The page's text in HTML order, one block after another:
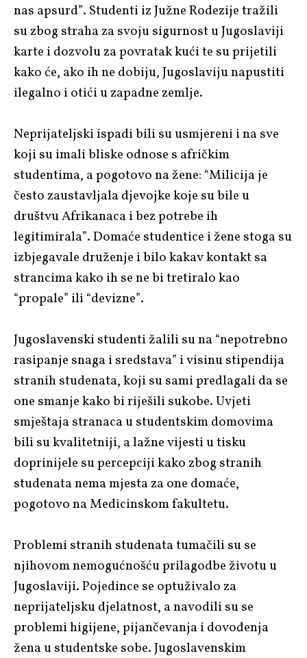
nas apsurd”. Studenti iz Južne Rodezije tražili
su zbog straha za svoju sigurnost u Jugoslaviji
karte i dozvolu za povratak kući te su prijetili
kako će, ako ih ne dobiju, Jugoslaviju napustiti
ilegalno i otići u zapadne zemlje.
Neprijateljski ispadi bili su usmjereni i na sve
koji su imali bliske odnose s afričkim
studentima, a pogotovo na žene: “Milicija je
često zaustavljala djevojke koje su bile u
društvu Afrikanaca i bez potrebe ih
legitimirala”. Domaće studentice i žene stoga su
izbjegavale druženje i bilo kakav kontakt sa
strancima kako ih se ne bi tretiralo kao
“propale” ili “devizne”.
Jugoslavenski studenti žalili su na “nepotrebno
rasipanje snaga i sredstava” i visinu stipendija
stranih studenata, koji su sami predlagali da se
one smanje kako bi riješili sukobe. Uvjeti
smještaja stranaca u studentskim domovima
bili su kvalitetniji, a lažne vijesti u tisku
doprinijele su percepciji kako zbog stranih
studenata nema mjesta za one domaće,
pogotovo na Medicinskom fakultetu.
Problemi stranih studenata tumačili su se
njihovom nemogućnošću prilagodbe životu u
Jugoslaviji. Pojedince se optuživalo za
neprijateljsku djelatnost, a navodili su se
problemi higijene, pijančevanja i dovođenja
žena u studentske sobe. Jugoslavenskim